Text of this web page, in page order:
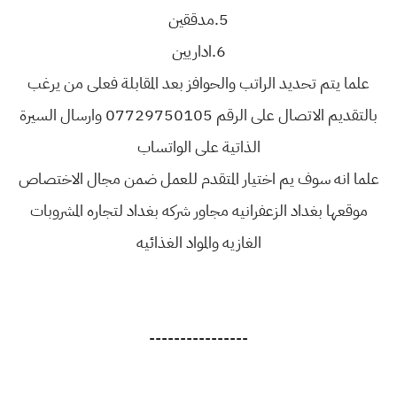
5.مدققين
6.اداريين
علما يتم تحديد الراتب والحوافز بعد المقابلة فعلى من يرغب
بالتقديم الاتصال على الرقم 07729750105 وارسال السيرة
الذاتية على الواتساب
علما انه سوف يم اختيار المتقدم للعمل ضمن مجال الاختصاص
موقعها بغداد الزعفرانيه مجاور شركه بغداد لتجاره المشروبات
الغازيه والمواد الغذائيه
----------------